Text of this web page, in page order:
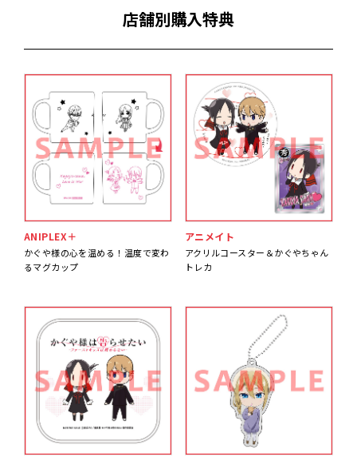
店舗別購入特典
ANIPLEX＋
かぐや様の心を温める！温度で変わ
るマグカップ
アニメイト
アクリルコースター＆かぐやちゃん
トレカ